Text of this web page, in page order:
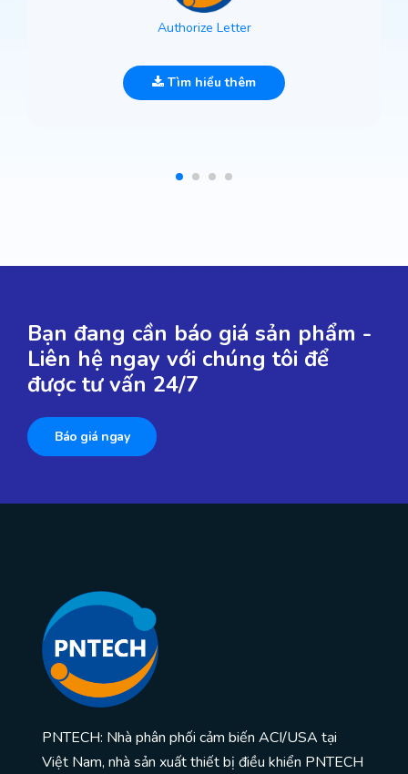
Authorize Letter
Tìm hiểu thêm
Bạn đang cần báo giá sản phẩm -
Liên hệ ngay với chúng tôi để
được tư vấn 24/7
Báo giá ngay
PNTECH: Nhà phân phối cảm biến ACI/USA tại
Việt Nam, nhà sản xuất thiết bị điều khiển PNTECH